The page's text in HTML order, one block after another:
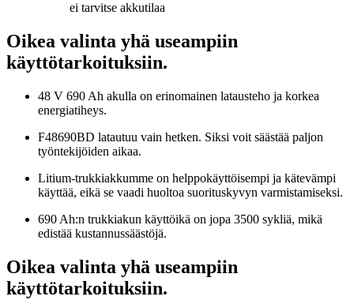
ei tarvitse akkutilaa
Oikea valinta yhä useampiin
käyttötarkoituksiin.
48 V 690 Ah akulla on erinomainen latausteho ja korkea
energiatiheys.
F48690BD latautuu vain hetken. Siksi voit säästää paljon
työntekijöiden aikaa.
Litium-trukkiakkumme on helppokäyttöisempi ja kätevämpi
käyttää, eikä se vaadi huoltoa suorituskyvyn varmistamiseksi.
690 Ah:n trukkiakun käyttöikä on jopa 3500 sykliä, mikä
edistää kustannussäästöjä.
Oikea valinta yhä useampiin
käyttötarkoituksiin.